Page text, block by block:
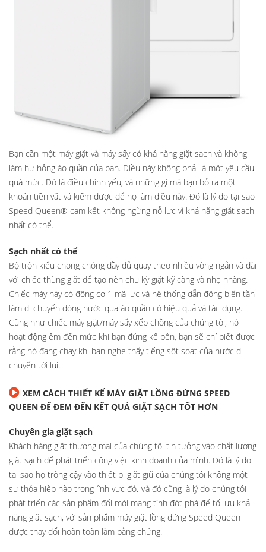
Bạn cần một máy giặt và máy sấy có khả năng giặt sạch và không
làm hư hỏng áo quần của bạn. Điều này không phải là một yêu cầu
quá mức. Đó là điều chính yếu, và những gì mà bạn bỏ ra một
khoản tiền vất vả kiếm được để họ làm điều này. Đó là lý do tại sao
Speed Queen® cam kết không ngừng nỗ lực vì khả năng giặt sạch
nhất có thể.
Sạch nhất có thể
Bộ trộn kiểu chong chóng đầy đủ quay theo nhiều vòng ngắn và dài
với chiếc thùng giặt để tạo nên chu kỳ giặt kỹ càng và nhẹ nhàng.
Chiếc máy này có động cơ 1 mã lực và hệ thống dẫn động biến tần
làm di chuyển dòng nước qua áo quần có hiệu quả và tác dụng.
Cũng như chiếc máy giặt/máy sấy xếp chồng của chúng tôi, nó
hoạt động êm đến mức khi bạn đứng kế bên, bạn sẽ chỉ biết được
rằng nó đang chạy khi bạn nghe thấy tiếng sột soạt của nước di
chuyển tới lui.
XEM CÁCH THIẾT KẾ MÁY GIẶT LỒNG ĐỨNG SPEED
QUEEN ĐỂ ĐEM ĐẾN KẾT QUẢ GIẶT SẠCH TỐT HƠN
Chuyên gia giặt sạch
Khách hàng giặt thương mại của chúng tôi tin tưởng vào chất lượng
giặt sạch để phát triển công việc kinh doanh của mình. Đó là lý do
tại sao họ trông cậy vào thiết bị giặt giũ của chúng tôi không một
sự thỏa hiệp nào trong lĩnh vực đó. Và đó cũng là lý do chúng tôi
phát triển các sản phẩm đổi mới mang tính đột phá để tối ưu khả
năng giặt sạch, với sản phẩm máy giặt lồng đứng Speed Queen
được thay đổi hoàn toàn làm bằng chứng.